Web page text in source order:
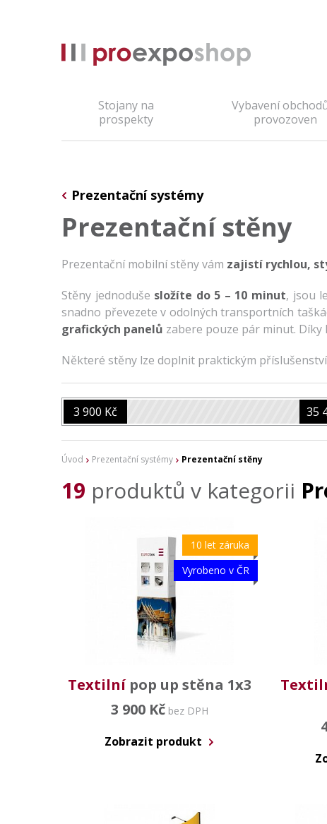
Stojany na
prospekty
Vybavení
provozoven
Prezentační systémy
Prezentační stěny
Prezentační mobilní stěny vám zajistí rychlou,
Stěny jednoduše složíte do 5 – 10 minut, jsou
snadno převezete v odolných transportních
grafických panelů zabere pouze pár minut.
Některé stěny lze doplnit praktickým
3 900 Kč 35
Úvod Prezentační systémy Prezentační stěny
19 produktů v kategorii
10 let záruka
Vyrobeno v ČR
Textilnípop up stěna 1x3
3 900 Kčbez DPH
Zobrazit produkt